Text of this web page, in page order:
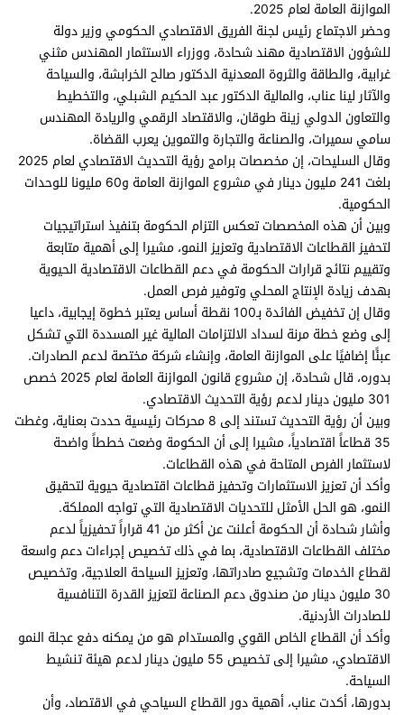
الموازنة العامة لعام 2025.
وحضر الاجتماع رئيس لجنة الفريق الاقتصادي الحكومي وزير دولة
للشؤون الاقتصادية مهند شحادة، ووزراء الاستثمار المهندس مثني
غرابية، والطاقة والثروة المعدنية الدكتور صالح الخرابشة، والسياحة
والآثار لينا عناب، والمالية الدكتور عبد الحكيم الشبلي، والتخطيط
والتعاون الدولي زينة طوقان، والاقتصاد الرقمي والريادة المهندس
سامي سميرات، والصناعة والتجارة والتموين يعرب القضاة.
وقال السليحات، إن مخصصات برامج رؤية التحديث الاقتصادي لعام 2025
بلغت 241 مليون دينار في مشروع الموازنة العامة و60 مليونا للوحدات
الحكومية.
وبين أن هذه المخصصات تعكس التزام الحكومة بتنفيذ استراتيجيات
لتحفيز القطاعات الاقتصادية وتعزيز النمو، مشيرا إلى أهمية متابعة
وتقييم نتائج قرارات الحكومة في دعم القطاعات الاقتصادية الحيوية
بهدف زيادة الإنتاج المحلي وتوفير فرص العمل.
وقال إن تخفيض الفائدة بـ100 نقطة أساس يعتبر خطوة إيجابية، داعيا
إلى وضع خطة مرنة لسداد الالتزامات المالية غير المسددة التي تشكل
عبئًا إضافيًا على الموازنة العامة، وإنشاء شركة مختصة لدعم الصادرات.
بدوره، قال شحادة، إن مشروع قانون الموازنة العامة لعام 2025 خصص
301 مليون دينار لدعم رؤية التحديث الاقتصادي.
وبين أن رؤية التحديث تستند إلى 8 محركات رئيسية حددت بعناية، وغطت
35 قطاعاً اقتصادياً، مشيرا إلى أن الحكومة وضعت خططاً واضحة
لاستثمار الفرص المتاحة في هذه القطاعات.
وأكد أن تعزيز الاستثمارات وتحفيز قطاعات اقتصادية حيوية لتحقيق
النمو، هو الحل الأمثل للتحديات الاقتصادية التي تواجه المملكة.
وأشار شحادة أن الحكومة أعلنت عن أكثر من 41 قراراً تحفيزياً لدعم
مختلف القطاعات الاقتصادية، بما في ذلك تخصيص إجراءات دعم واسعة
لقطاع الخدمات وتشجيع صادراتها، وتعزيز السياحة العلاجية، وتخصيص
30 مليون دينار من صندوق دعم الصناعة لتعزيز القدرة التنافسية
للصادرات الأردنية.
وأكد أن القطاع الخاص القوي والمستدام هو من يمكنه دفع عجلة النمو
الاقتصادي، مشيرا إلى تخصيص 55 مليون دينار لدعم هيئة تنشيط
السياحة.
بدورها، أكدت عناب، أهمية دور القطاع السياحي في الاقتصاد، وأن